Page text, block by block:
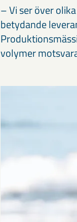
– Vi ser över
betydande
volymer